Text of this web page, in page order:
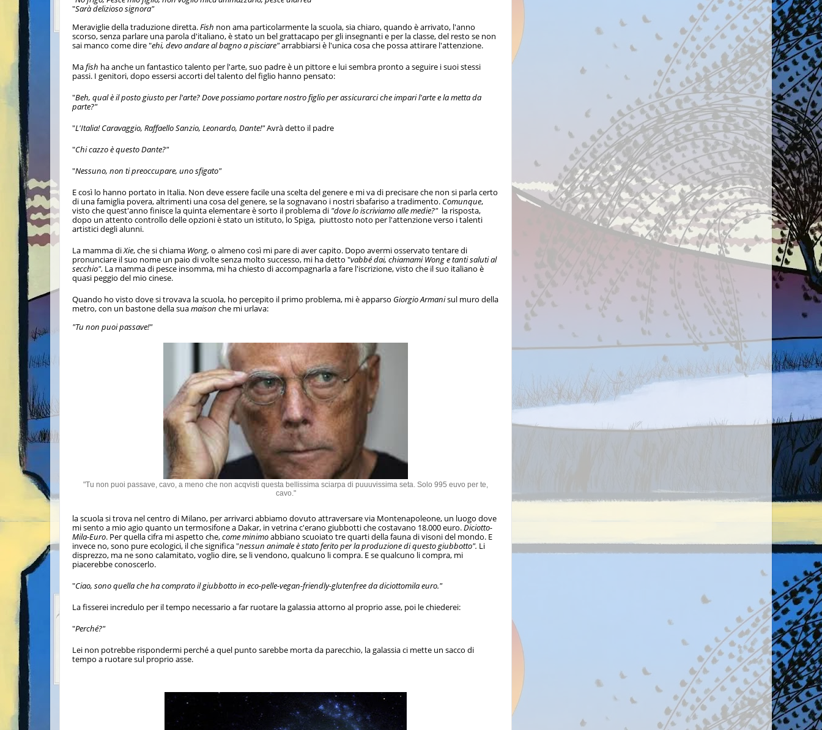
"Sarà delizioso signora"
Meraviglie della traduzione diretta.Fish non ama particolarmente la scuola, sia chiaro, quando è arrivato, l'anno
scorso, senza parlare una parola d'italiano, è stato un bel grattacapo per gli insegnanti e per la classe, del resto se non
sai manco come dire "ehi, devo andare al bagno a pisciare"arrabbiarsi è l'unica cosa che possa attirare l'attenzione.
Mafish ha anche un fantastico talento per l'arte, suo padre è un pittore e lui sembra pronto a seguire i suoi stessi
passi. I genitori, dopo essersi accorti del talento del figlio hanno pensato:
"Beh, qual è il posto giusto per l'arte? Dove possiamo portare nostro figlio per assicurarci che impari l'arte e la metta da
parte?"
"L'Italia! Caravaggio, Raffaello Sanzio, Leonardo, Dante!"Avrà detto il padre
"Chi cazzo è questo Dante?"
"Nessuno, non ti preoccupare, uno sfigato"
E così lo hanno portato in Italia. Non deve essere facile una scelta del genere e mi va di precisare che non si parla certo
di una famiglia povera, altrimenti una cosa del genere, se la sognavano i nostri sbafariso a tradimento. Comunque,
visto che quest'anno finisce la quinta elementare è sorto il problema di "dove lo iscriviamo alle medie?" la risposta,
dopo un attento controllo delle opzioni è stato un istituto, lo Spiga, piuttosto noto per l'attenzione verso i talenti
artistici degli alunni.
La mamma diXie, che si chiama Wong, o almeno così mi pare di aver capito. Dopo avermi osservato tentare di
pronunciare il suo nome un paio di volte senza molto successo, mi ha detto "vabbé dai, chiamami Wong e tanti saluti al
secchio". La mamma di pesce insomma, mi ha chiesto di accompagnarla a fare l'iscrizione, visto che il suo italiano è
quasi peggio del mio cinese.
Quando ho visto dove si trovava la scuola, ho percepito il primo problema, mi è apparso Giorgio Armanisul muro della
metro, con un bastone della suamaison che mi urlava:
"Tu non puoi passave!"
"Tu non puoi passave, cavo, a meno che non acqvisti questa bellissima sciarpa di puuuvissima seta. Solo 995 euvo per te,
cavo."
la scuola si trova nel centro di Milano, per arrivarci abbiamo dovuto attraversare via Montenapoleone, un luogo dove
mi sento a mio agio quanto un termosifone a Dakar, in vetrina c'erano giubbotti che costavano 18.000 euro.Diciotto-
Mila-Euro. Per quella cifra mi aspetto che,come minimoabbiano scuoiato tre quarti della fauna di visoni del mondo. E
invece no, sono pure ecologici, il che significa "nessun animale è stato ferito per la produzione di questo giubbotto". Li
disprezzo, ma ne sono calamitato, voglio dire, se li vendono, qualcuno li compra. E se qualcuno li compra, mi
piacerebbe conoscerlo.
"Ciao, sono quella che ha comprato il giubbotto in eco-pelle-vegan-friendly-glutenfree da diciottomila euro."
La fisserei incredulo per il tempo necessario a far ruotare la galassia attorno al proprio asse, poi le chiederei:
"Perché?"
Lei non potrebbe rispondermi perché a quel punto sarebbe morta da parecchio, la galassia ci mette un sacco di
tempo a ruotare sul proprio asse.